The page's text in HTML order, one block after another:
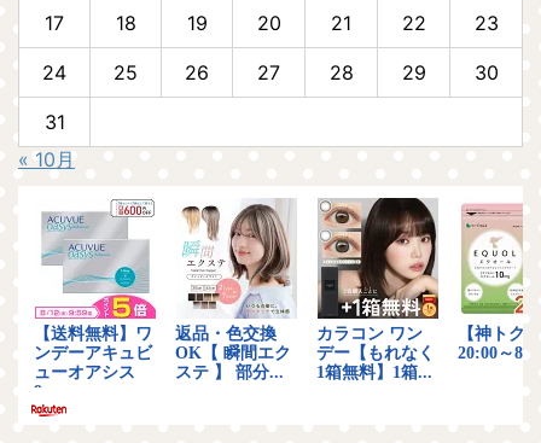
17 18 19 20 21 22 23
24 25 26 27 28 29 30
31
« 10月